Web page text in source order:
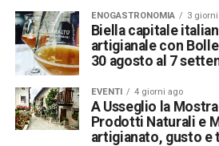
ENOGASTRONOMIA 3
Biella capitale
artigianale con
30 agosto al 7
EVENTI 4 giorni ago
A Usseglio la
Prodotti Naturali e
artigianato, gusto e